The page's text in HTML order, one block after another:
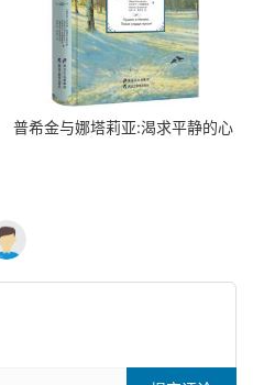
普希金与娜塔莉亚:渴求平静的心